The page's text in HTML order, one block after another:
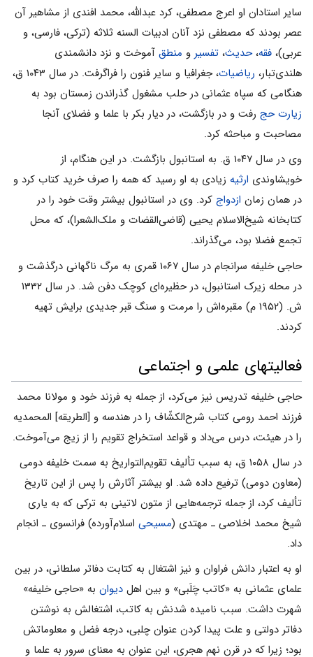
سایر استادان او اعرج مصطفی، کرد عبدالله، محمد افندی از مشاهیر آن
عصر بودند که مصطفی نزد آنان ادبیات السنه ثلاثه (ترکی، فارسی، و
عربی)، فقه،حدیث، تفسیر و منطق آموخت و نزد دانشمندی
هلندی‌تبار، ریاضیات
، جغرافیا و سایر فنون را فراگرفت. در سال ۱۰۴۳ ق،
هنگامی که سپاه عثمانی در حلب مشغول گذراندن زمستان بود به
زیارت حج رفت و در بازگشت، در دیار بکر با علما و فضلای آنجا
مصاحبت و مباحثه کرد.
وی در سال ۱۰۴۷ ق. به استانبول بازگشت. در این هنگام، از
خویشاوندی ارثیه زیادی به او رسید که همه را صرف خرید کتاب کرد و
در همان زمان ازدواج کرد. وی در استانبول بیشتر وقت خود را در
کتابخانه شیخ‌الاسلام یحیی (قاضی‌القضات و ملک‌الشعرا)، که محل
تجمع فضلا بود، می‌گذراند.
حاجی خلیفه سرانجام در سال ۱۰۶۷ قمری به مرگ ناگهانی درگذشت و
در محله زیرک استانبول، در حظیره‌ای کوچک دفن شد. در سال ۱۳۳۲
ش. (۱۹۵۲ م) مقبره‌اش را مرمت و سنگ قبر جدیدی برایش تهیه
کردند.
فعالیتهای علمی و اجتماعی
حاجی خلیفه تدریس نیز می‌کرد، از جمله به فرزند خود و مولانا محمد
فرزند احمد رومی کتاب شرح‌الکشّاف را در هندسه و [الطریقه] المحمدیه
را در هیئت، درس می‌داد و قواعد استخراج تقویم را از زیج می‌آموخت.
در سال ۱۰۵۸ ق، به‌ سبب تألیف تقویم‌التواریخ به سمت خلیفه دومی
(معاون دومی) ترفیع داده شد. او بیشتر آثارش را پس از این تاریخ
تألیف کرد، از جمله ترجمه‌هایی از متون لاتینی به ترکی که به‌ یاری
شیخ محمد اخلاصی ـ مهتدی (مسیحی اسلام‌آورده) فرانسوی ـ انجام
داد.
او به اعتبار دانش فراوان و نیز اشتغال به کتابت دفاتر سلطانی، در بین
علمای عثمانی به «کاتب چَلَبی» و بین اهل دیوان به «حاجی خلیفه»
شهرت داشت. سبب نامیده شدنش به کاتب، اشتغالش به نوشتن
دفاتر دولتی و علت پیدا کردن عنوان چلبی، درجه فضل و معلوماتش
بود؛ زیرا که در قرن نهم هجری، این عنوان به‌ معنای سرور به علما و